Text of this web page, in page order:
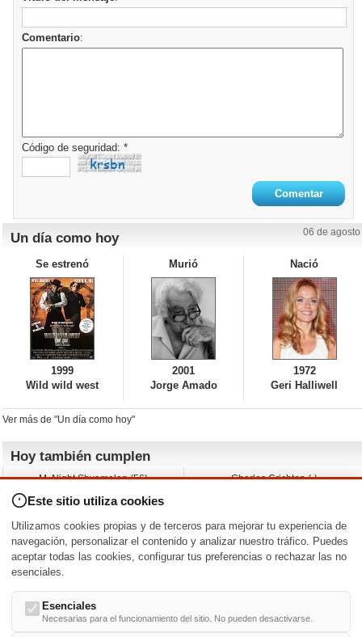
Comentario:
Código de seguridad: *
Un día como hoy 06 de agosto
Se estrenó
1999
Wild wild west
Murió
2001
Jorge Amado
Nació
1972
Geri Halliwell
Ver más de "Un día como hoy"
Hoy también cumplen
M. Night Shyamalan (56)
Andy Warhol (98)
Melissa George (50)
Vera Farmiga (53)
Charles Crichton (-)
Jeremy Ratchford (61)
Jason O’Mara (54)
Nacimientos y estrenos en la fecha
DD/MM /
Este sitio utiliza cookies
Utilizamos cookies propias y de terceros para mejorar tu experiencia de
navegación, personalizar el contenido y analizar nuestro tráfico. Puedes
aceptar todas las cookies, configurar tus preferencias o rechazar las no
esenciales.
Esenciales
Necesarias para el funcionamiento del sitio. No pueden desactivarse.